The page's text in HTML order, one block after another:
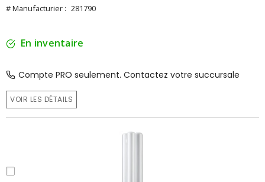
# Manufacturier : 281790
En inventaire
Compte PRO seulement. Contactez votre succursale
VOIR LES DÉTAILS